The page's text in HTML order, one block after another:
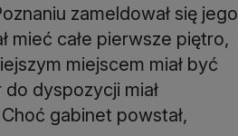
zameldował się jego
mieć całe pierwsze piętro,
miejscem miał być
dyspozycji miał
gabinet powstał,